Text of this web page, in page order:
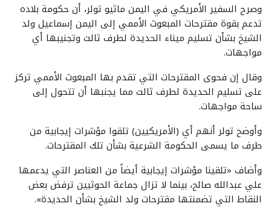
وصرح السفير الأمريكي في اليمن ماثيو تولر، أن حكومة بلاده
تدعم بقوة مقترحات المبعوث الأممي إلى اليمن إسماعيل ولد
الشيخ بشأن تسليم ميناء الحديدة لطرف ثالث وتجنيبها أي
مواجهات.
وقال إن فحوى المقترحات التي تقدم بها المبعوث الأممي تركز
على تسليم الحديدة لطرف ثالث مما يجنبها أن تتحول إلى
ساحة مواجهات.
وأوضح تولر أنهم أي (الأمريكيين) تلقوا مؤشرات إيجابية من
طرف ما يسمى الحكومة الشرعية بشأن تلك المقترحات.
وأضاف «تلقينا مؤشرات إيجابية أيضاً من العناصر التي يدعمها
علي عبدالله صالح، بينما لا تزال جماعة الحوثيين ترفض بعض
النقاط التي تضمنتها مقترحات ولد الشيخ بشأن الحديدة».